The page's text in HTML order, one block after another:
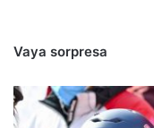
Vaya sorpresa